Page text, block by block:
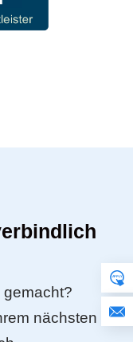
gemacht?
nächsten